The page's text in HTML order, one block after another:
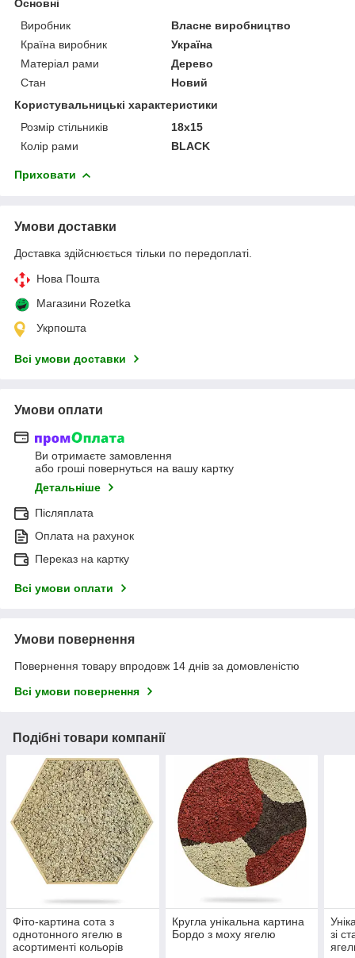
Основні
Виробник
Власне виробництво
Країна виробник
Україна
Матеріал рами
Дерево
Стан
Новий
Користувальницькі характеристики
Розмір стільників
18х15
Колір рами
BLACK
Приховати
Умови доставки
Доставка здійснюється тільки по передоплаті.
Нова Пошта
Магазини Rozetka
Укрпошта
Всі умови доставки
Умови оплати
Ви отримаєте замовлення
або гроші повернуться на вашу картку
Детальніше
Післяплата
Оплата на рахунок
Переказ на картку
Всі умови оплати
Умови повернення
Повернення товару впродовж 14 днів за домовленістю
Всі умови повернення
Подібні товари компанії
Фіто-картина сота з
однотонного ягелю в
асортименті кольорів
Кругла унікальна картина
Бордо з моху ягелю
зі